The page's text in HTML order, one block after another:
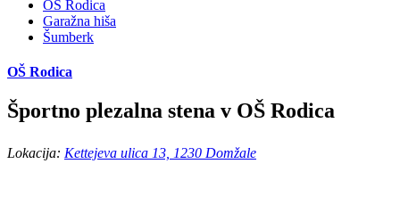
OŠ Rodica
Garažna hiša
Šumberk
OŠ Rodica
Športno plezalna stena v OŠ Rodica
Lokacija: Kettejeva ulica 13, 1230 Domžale